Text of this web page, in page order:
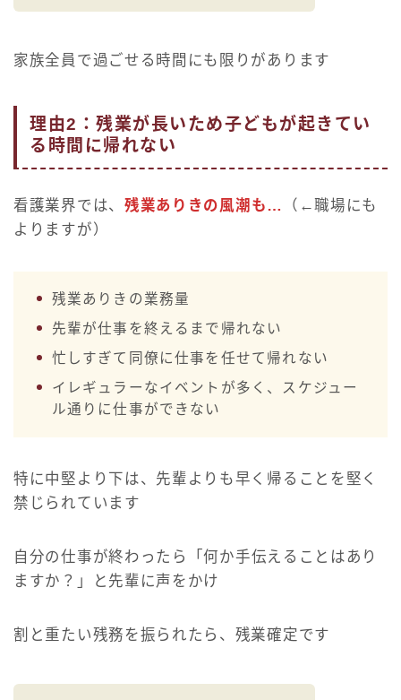
家族全員で過ごせる時間にも限りがあります
理由2：残業が長いため子どもが起きてい
る時間に帰れない
看護業界では、 残業ありきの風潮も…
（←職場にも
よりますが）
残業ありきの業務量
先輩が仕事を終えるまで帰れない
忙しすぎて同僚に仕事を任せて帰れない
イレギュラーなイベントが多く、スケジュー
ル通りに仕事ができない
特に中堅より下は、先輩よりも早く帰ることを堅く
禁じられています
自分の仕事が終わったら
「何か手伝えることはあり
ますか？」と先輩に声をかけ
割と重たい残務を振られたら、残業確定です